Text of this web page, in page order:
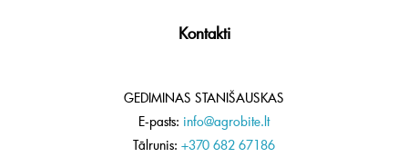
Kontakti
GEDIMINAS STANIŠAUSKAS
E-pasts: info@agrobite.lt
Tālrunis: +370 682 67186